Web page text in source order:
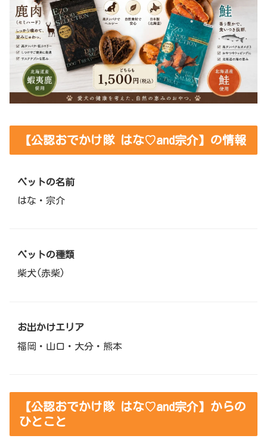
【公認おでかけ隊 はな♡and宗介】の情報
ペットの名前
はな・宗介
ペットの種類
柴犬(赤柴)
お出かけエリア
福岡・山口・大分・熊本
【公認おでかけ隊 はな♡and宗介】からの
ひとこと